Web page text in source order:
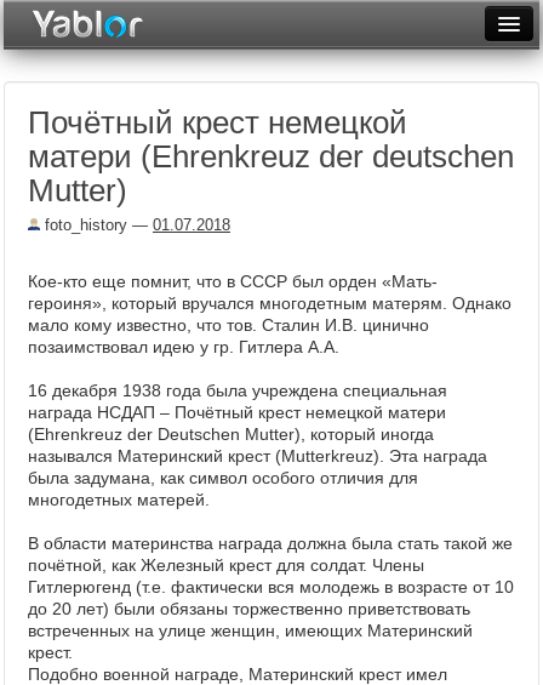
Неделя
Месяц
Фототоп
Видеотоп
Почётный крест немецкой
матери (Ehrenkreuz der deutschen
Mutter)
foto_history — 01.07.2018
Кое-кто еще помнит, что в СССР был орден «Мать-
героиня», который вручался многодетным матерям. Однако
мало кому известно, что тов. Сталин И.В. цинично
позаимствовал идею у гр. Гитлера А.А.
16 декабря 1938 года была учреждена специальная
награда НСДАП – Почётный крест немецкой матери
(Ehrenkreuz der Deutschen Mutter), который иногда
назывался Материнский крест (Mutterkreuz). Эта награда
была задумана, как символ особого отличия для
многодетных матерей.
В области материнства награда должна была стать такой же
почётной, как Железный крест для солдат. Члены
Гитлерюгенд (т.е. фактически вся молодежь в возрасте от 10
до 20 лет) были обязаны торжественно приветствовать
встреченных на улице женщин, имеющих Материнский
крест.
Подобно военной награде, Материнский крест имел